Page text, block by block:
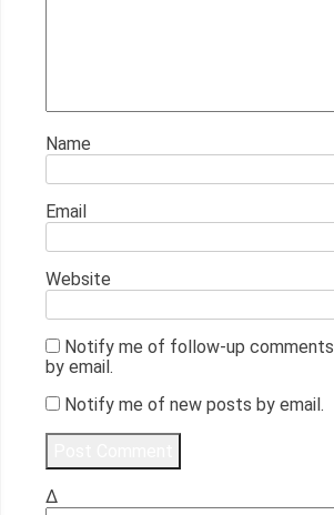
Name
Email
Website
Notify me of follow-up comments
by email.
Notify me of new posts by email.
Δ